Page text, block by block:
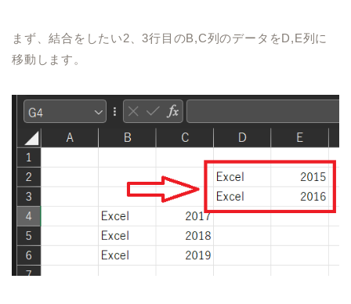
まず、結合をしたい2 、3行目のB,C列のデータをD,E列に
移動します。